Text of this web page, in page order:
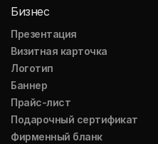
Бизнес
Презентация
Визитная карточка
Логотип
Баннер
Прайс-лист
Подарочный сертификат
Фирменный бланк